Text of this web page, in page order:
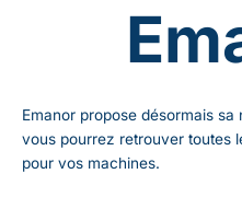
Emanor propose désormais
vous pourrez retrouver toutes
pour vos machines.